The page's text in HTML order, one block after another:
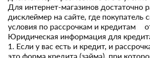
Для интернет-магазинов достаточно
дисклеймер на сайте, где покупатель
условия по рассрочкам и кредитам
Юридическая информация для
1. Если у вас есть и кредит, и
это форма кредита (займа), при